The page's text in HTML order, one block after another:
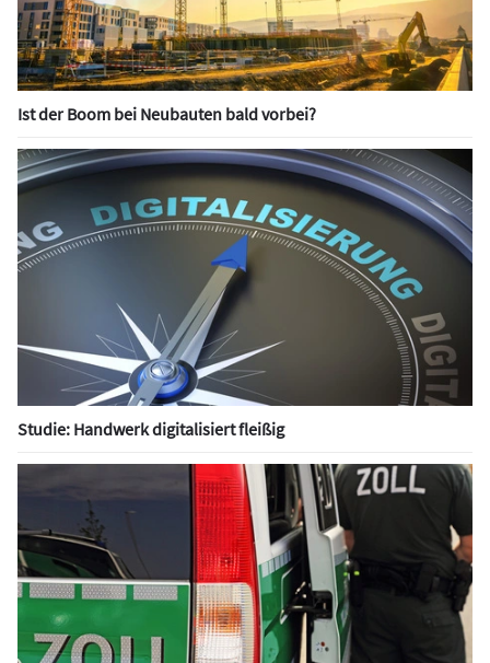
Ist der Boom bei Neubauten bald vorbei?
Studie: Handwerk digitalisiert fleißig